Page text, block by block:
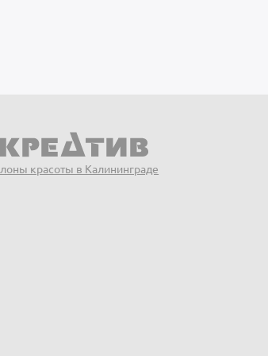
красоты в Калининграде